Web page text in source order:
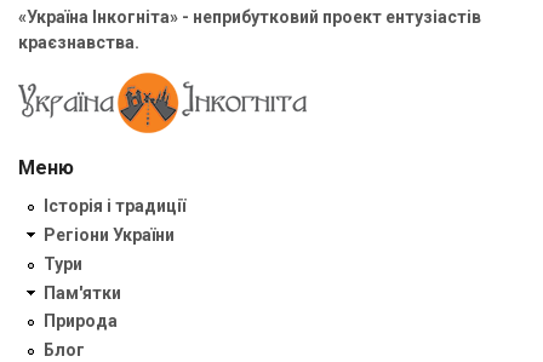
«Україна Інкогніта» - неприбутковий проект ентузіастів
краєзнавства.
Меню
Історія і традиції
Регіони України
Тури
Пам'ятки
Природа
Блог